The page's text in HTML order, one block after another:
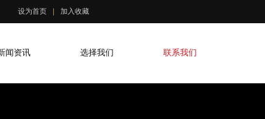
设为首页 加入收藏
闻资讯 选择我们 联系我们